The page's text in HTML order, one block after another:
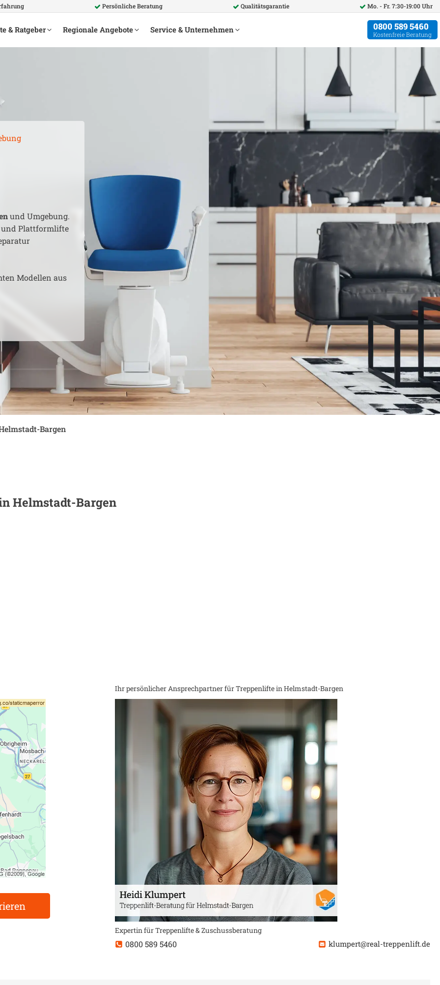
Persönliche Beratung Qualitätsgarantie Mo. - Fr. 7:30-19:00 Uhr
& Ratgeber Regionale Angebote Service & Unternehmen 0800 589 5460
Kostenfreie Beratung
und Umgebung.
und Plattformlifte
Modellen aus
Bargen
Helmstadt-Bargen
Ihr persönlicher Ansprechpartner für Treppenlifte in Helmstadt-Bargen
Expertin für Treppenlifte & Zuschussberatung
0800 589 5460 klumpert@real-treppenlift.de